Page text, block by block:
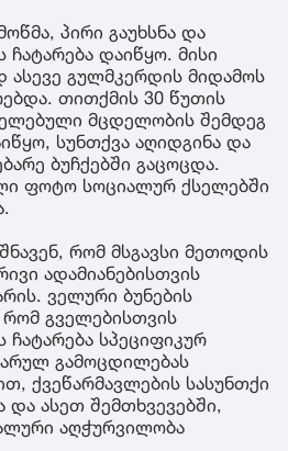
პირი გაუხსნა და
დაიწყო. მისი
გულმკერდის მიდამოს
თითქმის 30 წუთის
მცდელობის შემდეგ
სუნთქვა აღიდგინა და
ბუჩქებში გაცოცდა.
ფოტო სოციალურ ქსელებში
რომ მსგავსი მეთოდის
ადამიანებისთვის
ველური ბუნების
გველებისთვის
სპეციფიკურ
გამოცდილებას
ქვეწარმავლების სასუნთქი
და ასეთ შემთხვევებში,
აღჭურვილობა